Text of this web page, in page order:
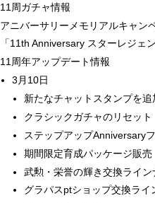
11周ガチャ情報
アニバーサリーメモリアルキャン
「11th Anniversary スターレジェ
11周年アップデート情報
3月10日
新たなチャットスタンプを追
クラシックガチャのリセット
ステップアップAnniversary
期間限定育成パッケージ販売
武勲・栄誉の輝き交換ライン
グラパスptショップ交換ライ